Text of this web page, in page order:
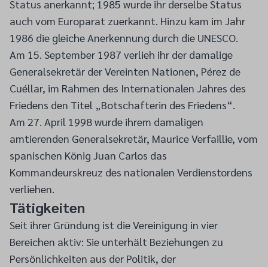
Status anerkannt; 1985 wurde ihr derselbe Status
auch vom Europarat zuerkannt. Hinzu kam im Jahr
1986 die gleiche Anerkennung durch die UNESCO.
Am 15. September 1987 verlieh ihr der damalige
Generalsekretär der Vereinten Nationen, Pérez de
Cuéllar, im Rahmen des Internationalen Jahres des
Friedens den Titel „Botschafterin des Friedens“.
Am 27. April 1998 wurde ihrem damaligen
amtierenden Generalsekretär, Maurice Verfaillie, vom
spanischen König Juan Carlos das
Kommandeurskreuz des nationalen Verdienstordens
verliehen.
Tätigkeiten
Seit ihrer Gründung ist die Vereinigung in vier
Bereichen aktiv: Sie unterhält Beziehungen zu
Persönlichkeiten aus der Politik, der